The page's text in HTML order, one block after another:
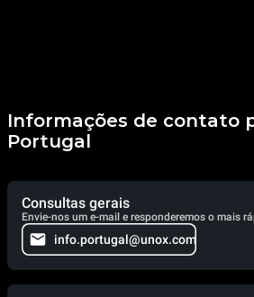
Informações de contato
Portugal
Consultas gerais
Envie-nos um e-mail e responderemos o mais
info.portugal@unox.com